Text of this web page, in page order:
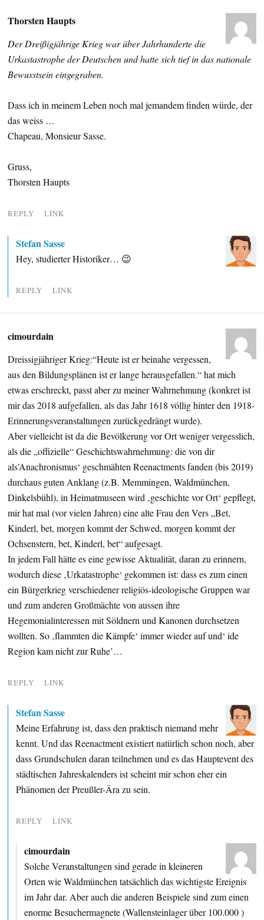
Thorsten Haupts
Der Dreißigjährige Krieg war über Jahrhunderte die
Urkastastrophe der Deutschen und hatte sich tief in das nationale
Bewusstsein eingegraben.
Dass ich in meinem Leben noch mal jemandem finden würde, der
das weiss …
Chapeau, Monsieur Sasse.
Gruss,
Thorsten Haupts
REPLY LINK
Stefan Sasse
Hey, studierter Historiker… 😉
REPLY LINK
cimourdain
Dreissigjähriger Krieg:“Heute ist er beinahe vergessen,
aus den Bildungsplänen ist er lange herausgefallen.“ hat mich
etwas erschreckt, passt aber zu meiner Wahrnehmung (konkret ist
mir das 2018 aufgefallen, als das Jahr 1618 völlig hinter den 1918-
Erinnerungsveranstaltungen zurückgedrängt wurde).
Aber vielleicht ist da die Bevölkerung vor Ort weniger vergesslich,
als die „offizielle“ Geschichtswahrnehmung: die von dir
als’Anachronismus‘ geschmähten Reenactments fanden (bis 2019)
durchaus guten Anklang (z.B. Memmingen, Waldmünchen,
Dinkelsbühl), in Heimatmuseen wird ‚geschichte vor Ort‘ gepflegt,
mir hat mal (vor vielen Jahren) eine alte Frau den Vers „Bet,
Kinderl, bet, morgen kommt der Schwed, morgen kommt der
Ochsenstern, bet, Kinderl, bet“ aufgesagt.
In jedem Fall hätte es eine gewisse Aktualität, daran zu erinnern,
wodurch diese ‚Urkatastrophe‘ gekommen ist: dass es zum einen
ein Bürgerkrieg verschiedener religiös-ideologische Gruppen war
und zum anderen Großmächte von aussen ihre
Hegemonialinteressen mit Söldnern und Kanonen durchsetzen
wollten. So ‚flammten die Kämpfe‘ immer wieder auf und‘ ide
Region kam nicht zur Ruhe’…
REPLY LINK
Stefan Sasse
Meine Erfahrung ist, dass den praktisch niemand mehr
kennt. Und das Reenactment existiert natürlich schon noch, aber
dass Grundschulen daran teilnehmen und es das Hauptevent des
städtischen Jahreskalenders ist scheint mir schon eher ein
Phänomen der Preußler-Ära zu sein.
REPLY LINK
cimourdain
Solche Veranstaltungen sind gerade in kleineren
Orten wie Waldmünchen tatsächlich das wichtigste Ereignis
im Jahr dar. Aber auch die anderen Beispiele sind zum einen
enorme Besuchermagnete (Wallensteinlager über 100.000 )